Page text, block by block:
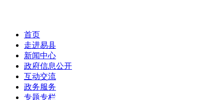
首页
走进易县
新闻中心
政府信息公开
互动交流
政务服务
专题专栏